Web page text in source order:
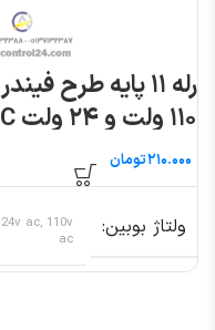
رله ۱۱ پایه طرح فیندر
۱۱۰ ولت و ۲۴ ولت AC
تومان
ولتاژ بوبین
24v ac, 110v
ac